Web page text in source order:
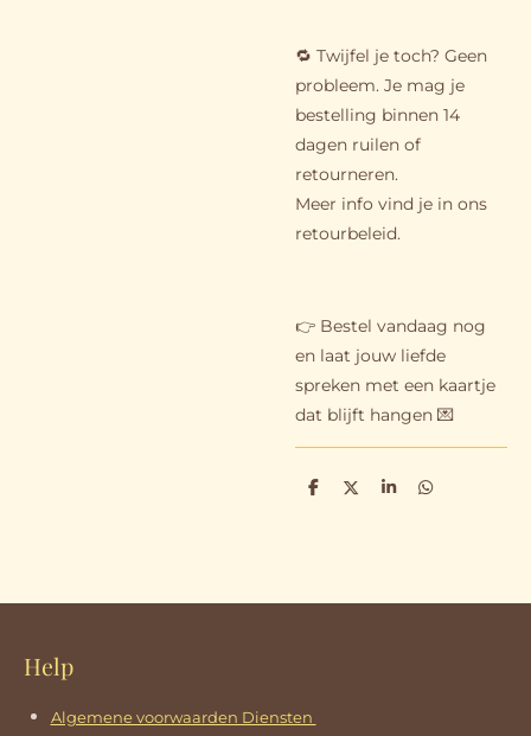
🔁 Twijfel je toch? Geen
probleem. Je mag je
bestelling binnen 14
dagen ruilen of
retourneren.
Meer info vind je in ons
retourbeleid.
👉 Bestel vandaag nog
en laat jouw liefde
spreken met een kaartje
dat blijft hangen 💌
D
D
S
D
Help
Algemene voorwaarden Diensten